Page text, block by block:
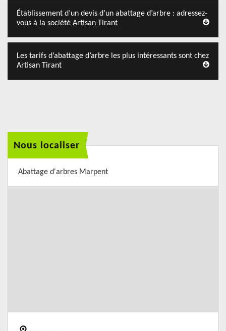
Établissement d’un devis d’un abattage d’arbre : adressez-
vous à la société Artisan Tirant
Les tarifs d’abattage d’arbre les plus intéressants sont chez
Artisan Tirant
Nous localiser
Abattage d'arbres Marpent